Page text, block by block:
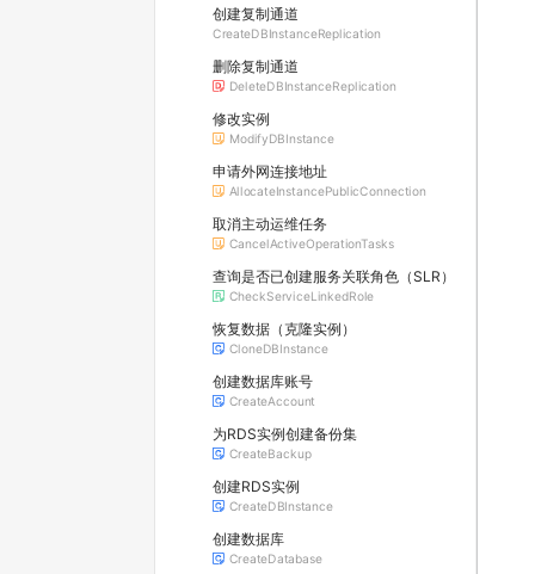
创建复制通道
CreateDBInstanceReplication
删除复制通道
DeleteDBInstanceReplication
修改实例
ModifyDBInstance
申请外网连接地址
AllocateInstancePublicConnection
取消主动运维任务
CancelActiveOperationTasks
查询是否已创建服务关联角色（SLR）
CheckServiceLinkedRole
恢复数据（克隆实例）
CloneDBInstance
创建数据库账号
CreateAccount
为RDS实例创建备份集
CreateBackup
创建RDS实例
CreateDBInstance
创建数据库
CreateDatabase